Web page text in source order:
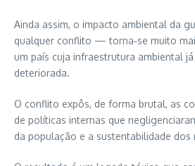
Ainda assim, o impacto ambiental da
qualquer conflito — torna‑se muito
um país cuja infraestrutura ambiental
deteriorada.
O conflito expôs, de forma brutal, as
de políticas internas que
da população e a sustentabilidade dos